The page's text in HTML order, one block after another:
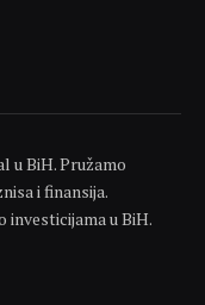
u BiH. Pružamo
i finansija.
investicijama u BiH.